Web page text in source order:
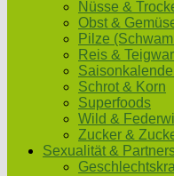
Nüsse &
Obst &
Pilze
Reis &
Schrot & Korn
Superfoods
Wild &
Zucker &
Sexualität &